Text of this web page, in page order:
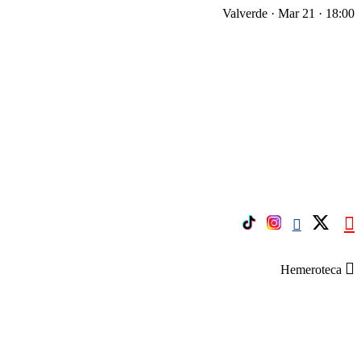
Valverde · Mar 21 · 18:00
Hemeroteca